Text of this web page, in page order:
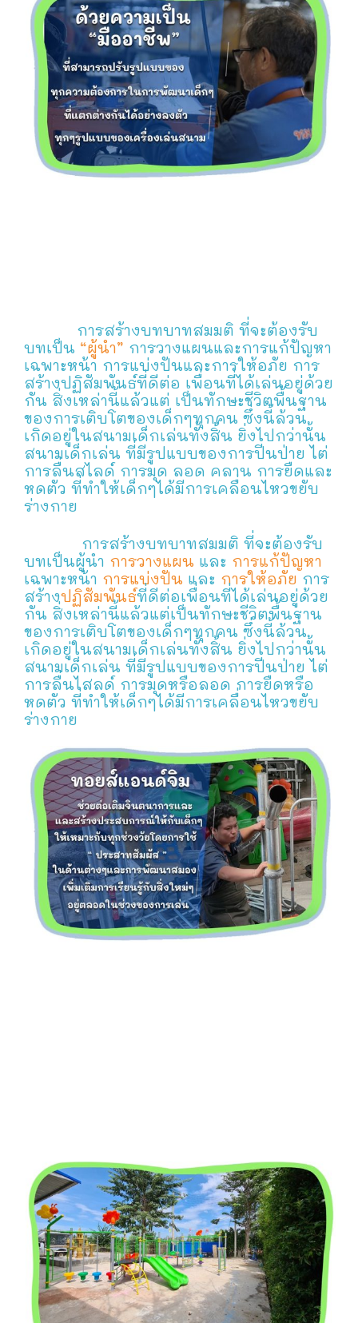
การสร้างบทบาทสมมติ ที่จะต้องรับ
บทเป็น “ผู้นำ” การวางแผนและการแก้ปัญหา
เฉพาะหน้า การแบ่งปันและการให้อภัย การ
สร้างปฏิสัมพันธ์ที่ดีต่อ เพื่อนที่ได้เล่นอยู่ด้วย
กัน สิ่งเหล่านี้แล้วแต่ เป็นทักษะชีวิตพื้นฐาน
ของการเติบโตของเด็กๆทุกคน ซึ่งนี้ล้วน
เกิดอยู่ในสนามเด็กเล่นทั้งสิ้น ยิ่งไปกว่านั้น
สนามเด็กเล่น ที่มีรูปแบบของการปีนป่าย ไต่
การลื่นสไลด์ การมุด ลอด คลาน การยืดและ
หดตัว ที่ทำให้เด็กๆได้มีการเคลื่อนไหวขยับ
ร่างกาย
การสร้างบทบาทสมมติ ที่จะต้องรับ
บทเป็นผู้นำ การวางแผน และ การแก้ปัญหา
เฉพาะหน้า การแบ่งปัน และ การให้อภัย การ
สร้างปฏิสัมพันธ์ที่ดีต่อเพื่อนที่ได้เล่นอยู่ด้วย
กัน สิ่งเหล่านี้แล้วแต่เป็นทักษะชีวิตพื้นฐาน
ของการเติบโตของเด็กๆทุกคน ซึ่งนี้ล้วน
เกิดอยู่ในสนามเด็กเล่นทั้งสิ้น ยิ่งไปกว่านั้น
สนามเด็กเล่น ที่มีรูปแบบของการปีนป่าย ไต่
การลื่นไสลด์ การมุดหรือลอด การยืดหรือ
หดตัว ที่ทำให้เด็กๆได้มีการเคลื่อนไหวขยับ
ร่างกาย